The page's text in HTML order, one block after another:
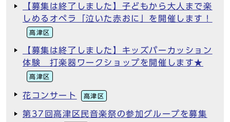
【募集は終了しました】子どもから大人まで楽
しめるオペラ「泣いた赤おに」を開催します！
高津区
【募集は終了しました】キッズパーカッション
体験 打楽器ワークショップを開催します★
高津区
花コンサート 高津区
第37回高津区民音楽祭の参加グループを募集